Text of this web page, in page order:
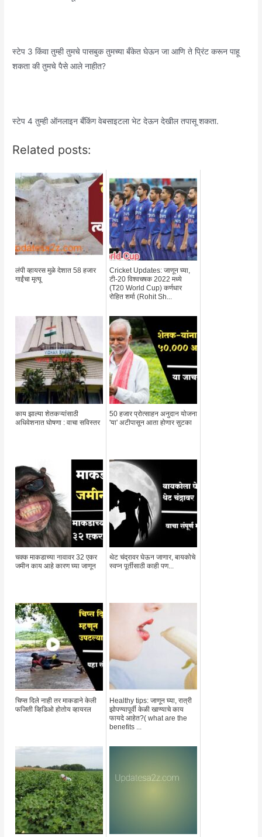
स्टेप 3 किंवा तुम्ही तुमचे पासबुक तुमच्या बँकेत घेऊन जा आणि ते प्रिंट करून पाहू
शकता की तुमचे पैसे आले नाहीत?
स्टेप 4 तुम्ही ऑनलाइन बँकिंग वेबसाइटला भेट देऊन देखील तपासू शकता.
Related posts:
लंपी व्हायरस मुळे देशात 58 हजार
गाईंचा मृत्यू
Cricket Updates: जाणून घ्या,
टी-20 विश्वचषक 2022 मध्ये
(T20 World Cup) कर्णधार
रोहित शर्मा (Rohit Sh...
काय झाल्या शेतकऱ्यांसाठी
अधिवेशनात घोषणा : वाचा सविस्तर
50 हजार प्रोत्साहन अनुदान योजना
'या' अटीपासून आता होणार सुटका
चक्क माकडाच्या नावावर 32 एकर
जमीन काय आहे कारण घ्या जाणून
थेट चंद्रावर घेऊन जाणार, बायकोचे
स्वप्न पूर्तीसाठी काही पण...
चिप्स दिले नाही तर माकडाने केली
फजिती व्हिडिओ होतोय व्हायरल
Healthy tips: जाणून घ्या, रात्री
झोपण्यापूर्वी केळी खाण्याचे काय
फायदे आहेत?( what are the
benefits ...